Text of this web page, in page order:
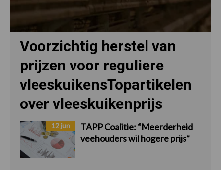
Voorzichtig herstel van
prijzen voor reguliere
vleeskuikensTopartikelen
over vleeskuikenprijs
12 jun
TAPP Coalitie: “Meerderheid
veehouders wil hogere prijs”